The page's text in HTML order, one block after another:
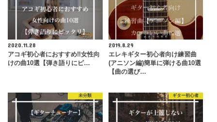
2020.11.28
アコギ初心者におすすめ‼︎女性向
けの曲10選【弾き語りにピ…
2019.8.29
エレキギター初心者向け練習曲
(アニソン編)簡単に弾ける曲10選
【曲の選び…
未分類 ギター初心者